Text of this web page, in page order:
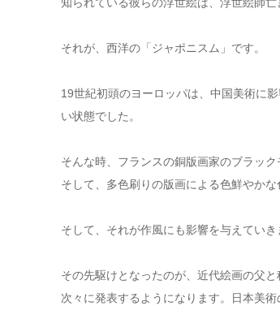
知られている彼らの浮世絵は、浮世絵師
それが、西洋の「ジャポニスム」です。
19世紀初頭のヨーロッパは、中国美術に
い状態でした。
そんな時、フランスの銅版画家のブラッ
そして、多色刷りの版画による色鮮やか
そして、それが作風にも影響を与えていき
その先駆けとなったのが、近代絵画の父
次々に発表するようになります。日本美